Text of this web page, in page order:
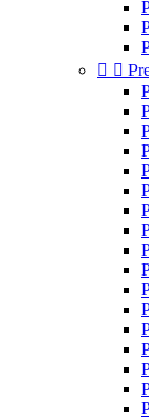
 